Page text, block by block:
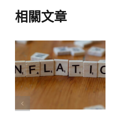
相關文章